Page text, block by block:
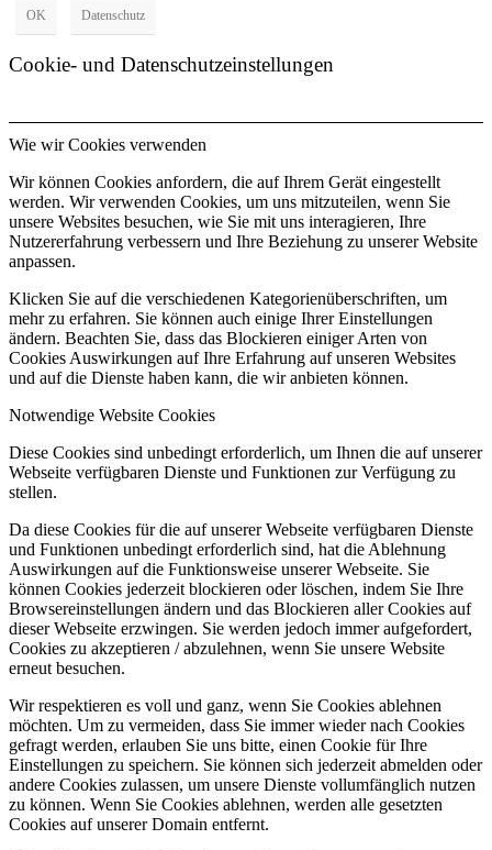
OK Datenschutz
Cookie- und Datenschutzeinstellungen
Wie wir Cookies verwenden
Wir können Cookies anfordern, die auf Ihrem Gerät eingestellt
werden. Wir verwenden Cookies, um uns mitzuteilen, wenn Sie
unsere Websites besuchen, wie Sie mit uns interagieren, Ihre
Nutzererfahrung verbessern und Ihre Beziehung zu unserer Website
anpassen.
Klicken Sie auf die verschiedenen Kategorienüberschriften, um
mehr zu erfahren. Sie können auch einige Ihrer Einstellungen
ändern. Beachten Sie, dass das Blockieren einiger Arten von
Cookies Auswirkungen auf Ihre Erfahrung auf unseren Websites
und auf die Dienste haben kann, die wir anbieten können.
Notwendige Website Cookies
Diese Cookies sind unbedingt erforderlich, um Ihnen die auf unserer
Webseite verfügbaren Dienste und Funktionen zur Verfügung zu
stellen.
Da diese Cookies für die auf unserer Webseite verfügbaren Dienste
und Funktionen unbedingt erforderlich sind, hat die Ablehnung
Auswirkungen auf die Funktionsweise unserer Webseite. Sie
können Cookies jederzeit blockieren oder löschen, indem Sie Ihre
Browsereinstellungen ändern und das Blockieren aller Cookies auf
dieser Webseite erzwingen. Sie werden jedoch immer aufgefordert,
Cookies zu akzeptieren / abzulehnen, wenn Sie unsere Website
erneut besuchen.
Wir respektieren es voll und ganz, wenn Sie Cookies ablehnen
möchten. Um zu vermeiden, dass Sie immer wieder nach Cookies
gefragt werden, erlauben Sie uns bitte, einen Cookie für Ihre
Einstellungen zu speichern. Sie können sich jederzeit abmelden oder
andere Cookies zulassen, um unsere Dienste vollumfänglich nutzen
zu können. Wenn Sie Cookies ablehnen, werden alle gesetzten
Cookies auf unserer Domain entfernt.